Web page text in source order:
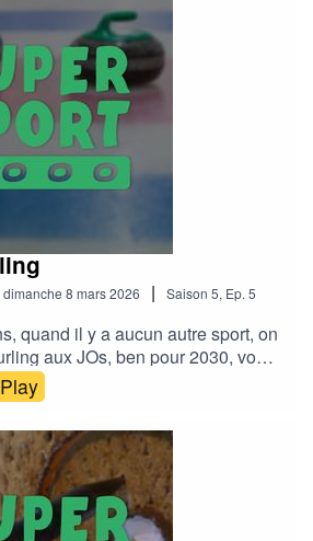
dimanche 8 mars 2026 | Saison 5, Ep. 5
quand il y a aucun autre sport, on
aux JOs, ben pour 2030, vous
discord :
eUTA6CB2hKMusic : Funky
Wombat
Play